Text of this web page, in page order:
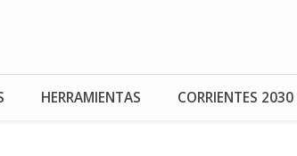
HERRAMIENTAS CORRIENTES 2030